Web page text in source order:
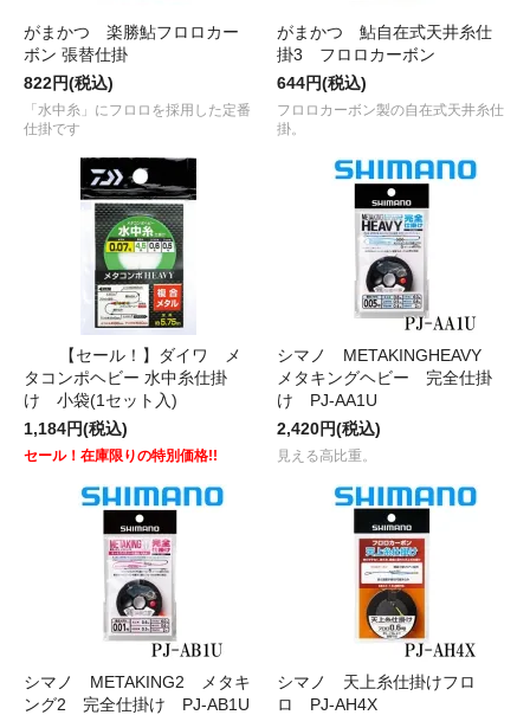
がまかつ 楽勝鮎フロロカー
ボン 張替仕掛
822円(税込)
「水中糸」にフロロを採用した定番
仕掛です
がまかつ 鮎自在式天井糸仕
掛3 フロロカーボン
644円(税込)
フロロカーボン製の自在式天井糸仕
掛。
【セール！】ダイワ メ
タコンポヘビー 水中糸仕掛
け 小袋(1セット入)
1,184円(税込)
セール！在庫限りの特別価格!!
シマノ METAKINGHEAVY
メタキングヘビー 完全仕掛
け PJ-AA1U
2,420円(税込)
見える高比重。
シマノ METAKING2 メタキ
ング2 完全仕掛け PJ-AB1U
シマノ 天上糸仕掛けフロ
ロ PJ-AH4X